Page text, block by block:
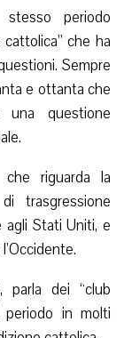
periodo
che ha
Sempre
e ottanta che
una questione
riguarda la
trasgressione
agli Stati Uniti, e
parla dei “club
periodo in molti